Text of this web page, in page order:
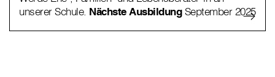
unserer Schule. Nächste AusbildungSeptember 2025